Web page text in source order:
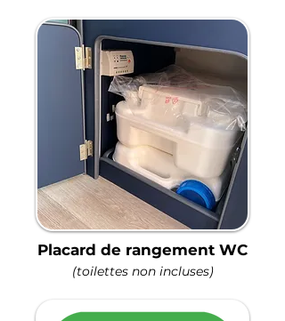
Placard de rangement WC
(toilettes non incluses)